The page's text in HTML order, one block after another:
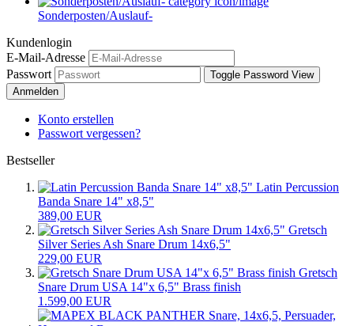
Sonderposten/Auslauf-
Kundenlogin
E-Mail-Adresse
Passwort
Toggle Password View
Anmelden
Konto erstellen
Passwort vergessen?
Bestseller
Latin Percussion
Banda Snare 14" x8,5"
389,00 EUR
Gretsch
Silver Series Ash Snare Drum 14x6,5"
229,00 EUR
Gretsch
Snare Drum USA 14"x 6,5" Brass finish
1.599,00 EUR